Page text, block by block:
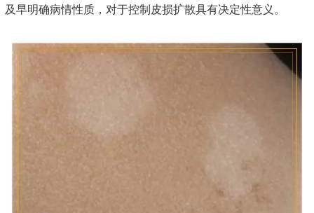
及早明确病情性质，对于控制皮损扩散具有决定性意义。